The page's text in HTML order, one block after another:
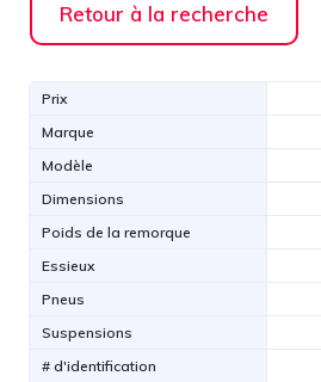
Retour à la recherche
Prix
Marque
Modèle
Dimensions
Poids de la remorque
Essieux
Pneus
Suspensions
# d'identification